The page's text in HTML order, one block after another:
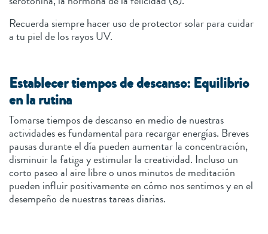
Recuerda siempre hacer uso de protector solar para cuidar
a tu piel de los rayos UV.
Establecer tiempos de descanso: Equilibrio
en la rutina
Tomarse tiempos de descanso en medio de nuestras
actividades es fundamental para recargar energías. Breves
pausas durante el día pueden aumentar la concentración,
disminuir la fatiga y estimular la creatividad. Incluso un
corto paseo al aire libre o unos minutos de meditación
pueden influir positivamente en cómo nos sentimos y en el
desempeño de nuestras tareas diarias.